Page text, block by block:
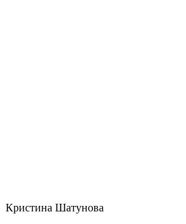
Кристина Шатунова